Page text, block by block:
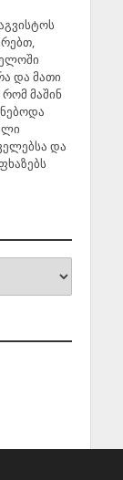
და მათი
მაშინ
და